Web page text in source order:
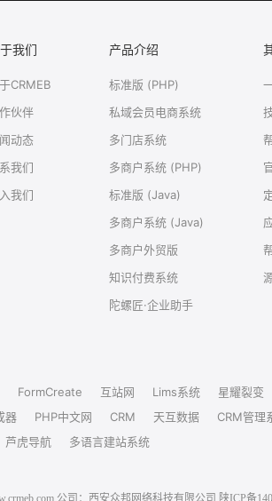
我们
CRMEB
伙伴
动态
我们
我们
产品介绍
标准版 (PHP)
私域会员电商系统
多门店系统
多商户系统 (PHP)
标准版 (Java)
多商户系统 (Java)
多商户外贸版
知识付费系统
陀螺匠·企业助手
FormCreate 互站网 Lims系统 星耀裂变
器
PHP中文网 CRM 天互数据 CRM管理
芦虎导航
多语言建站系统
公司：西安众邦网络科技有限公司 陕ICP备